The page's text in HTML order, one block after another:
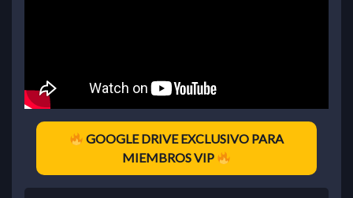
GOOGLE DRIVE EXCLUSIVO PARA
MIEMBROS VIP